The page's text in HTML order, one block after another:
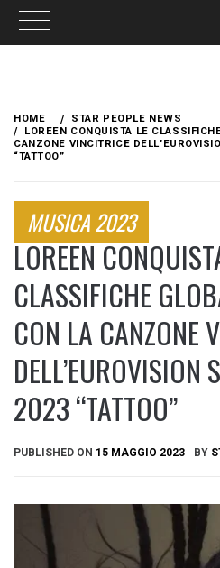
content
HOME
STAR PEOPLE NEWS
LOREEN CONQUISTA LE
CANZONE VINCITRICE
“TATTOO”
MUSICA 2023
LOREEN
CLASSIFICHE
CON LA CANZONE
DELL’EUROVISION
2023 “TATTOO”
PUBLISHED ON 15 MAGGIO 2023 BY